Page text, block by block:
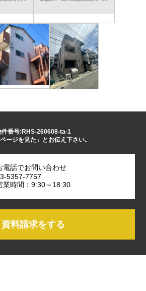
件番号:RHS-260608-ta-1
ページを見た」とお伝え下さい。
電話でお問い合わせ
5357-7757
業時間：9:30～18:30
資料請求をする